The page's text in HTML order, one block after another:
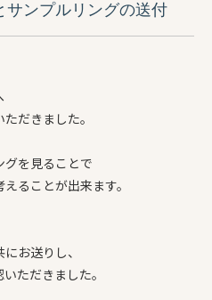
サンプルリングの送付
だきました。
グを見ることで
ることが出来ます。
お送りし、
ただきました。